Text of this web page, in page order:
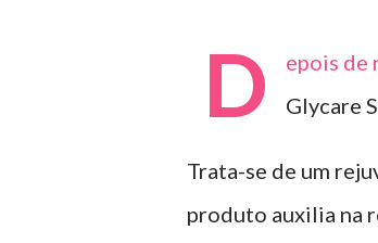
D
epois de
Glycare
Trata-se de um
produto auxilia na